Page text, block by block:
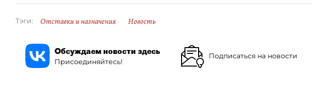
Тэги: Отставки и назначения Новость
Обсуждаем новости здесь
Присоединяйтесь!
Подписаться на новости